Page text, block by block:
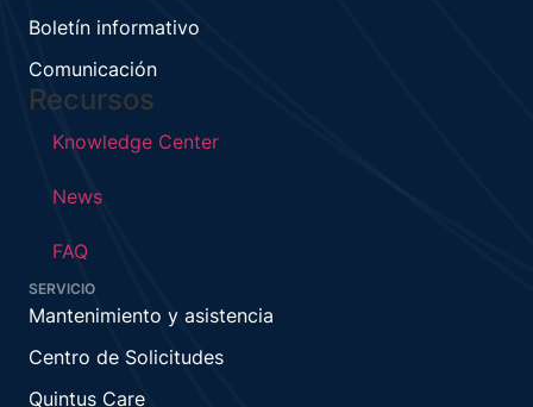
Boletín informativo
Comunicación
Recursos
Knowledge Center
News
FAQ
SERVICIO
Mantenimiento y asistencia
Centro de Solicitudes
Quintus Care